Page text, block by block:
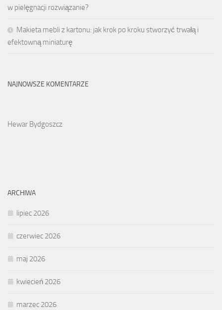
w pielęgnacji rozwiązanie?
Makieta mebli z kartonu: jak krok po kroku stworzyć trwałą i
efektowną miniaturę
NAJNOWSZE KOMENTARZE
Hewar Bydgoszcz
ARCHIWA
lipiec 2026
czerwiec 2026
maj 2026
kwiecień 2026
marzec 2026